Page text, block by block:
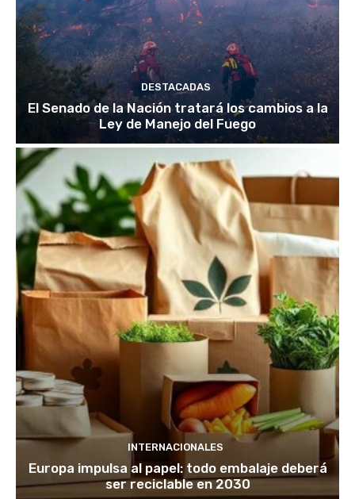
DESTACADAS
El Senado de la Nación tratará los cambios a la
Ley de Manejo del Fuego
INTERNACIONALES
Europa impulsa al papel: todo embalaje deberá
ser reciclable en 2030